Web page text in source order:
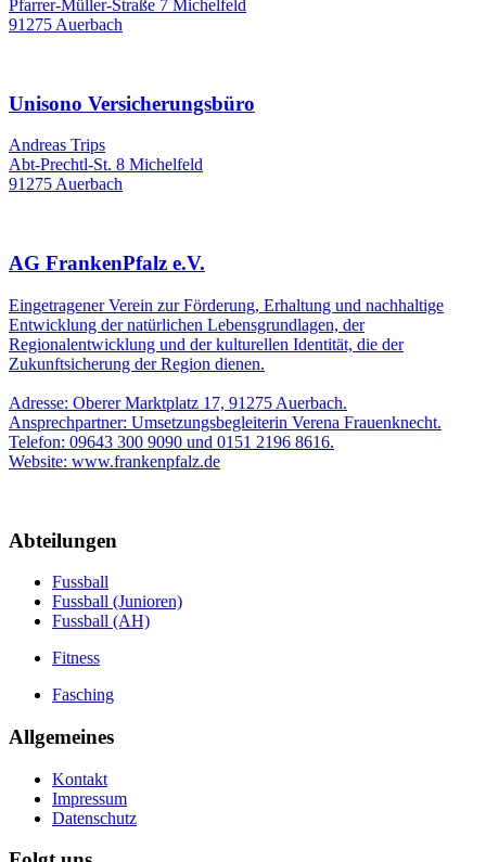
Pfarrer-Müller-Straße 7 Michelfeld
91275 Auerbach
Unisono Versicherungsbüro
Andreas Trips
Abt-Prechtl-St. 8 Michelfeld
91275 Auerbach
AG FrankenPfalz e.V.
Eingetragener Verein zur Förderung, Erhaltung und nachhaltige
Entwicklung der natürlichen Lebensgrundlagen, der
Regionalentwicklung und der kulturellen Identität, die der
Zukunftsicherung der Region dienen.
Adresse: Oberer Marktplatz 17, 91275 Auerbach.
Ansprechpartner: Umsetzungsbegleiterin Verena Frauenknecht.
Telefon: 09643 300 9090 und 0151 2196 8616.
Website: www.frankenpfalz.de
Abteilungen
Fussball
Fussball (Junioren)
Fussball (AH)
Fitness
Fasching
Allgemeines
Kontakt
Impressum
Datenschutz